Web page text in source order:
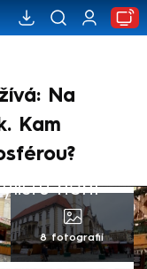
Na
Kam
není
8 fotografií